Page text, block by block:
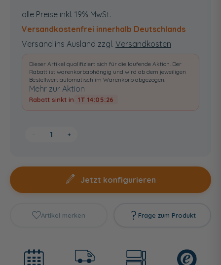
alle Preise inkl. 19% MwSt.
Versandkostenfrei innerhalb Deutschlands
Versand ins Ausland zzgl. Versandkosten
Dieser Artikel qualifiziert sich für die laufende Aktion. Der
Rabatt ist warenkorbabhängig und wird ab dem jeweiligen
Bestellwert automatisch im Warenkorb abgezogen.
Mehr zur Aktion
Rabatt sinkt in 1T 14:05:25
+
Jetzt konfigurieren
Artikel merken Frage zum Produkt